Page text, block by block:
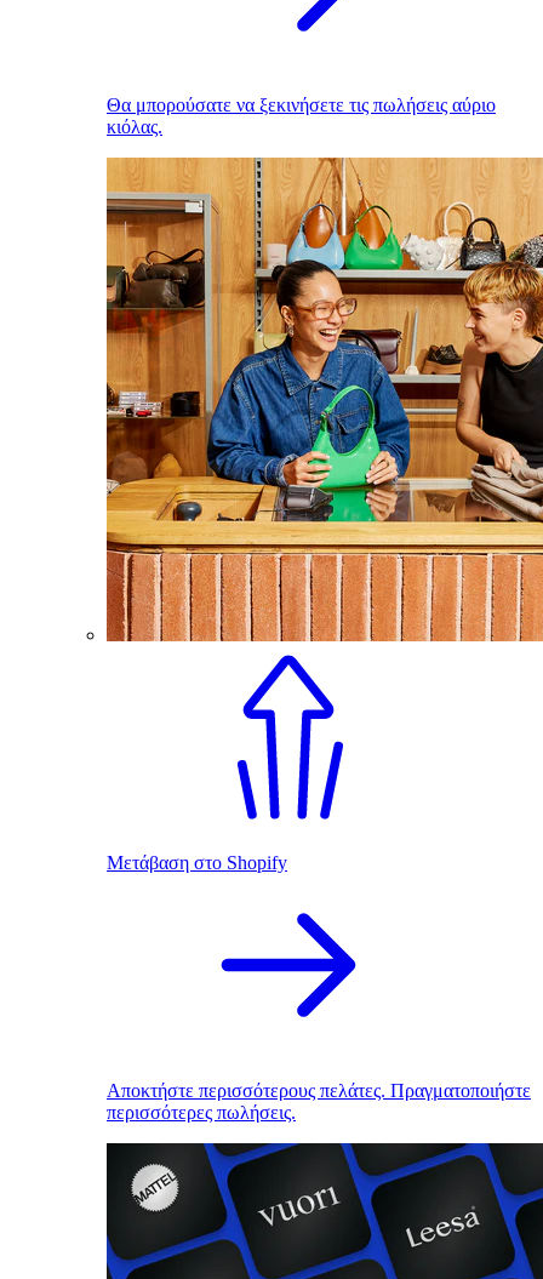
Θα μπορούσατε να ξεκινήσετε τις πωλήσεις αύριο
κιόλας.
Μετάβαση στο Shopify
Αποκτήστε περισσότερους πελάτες. Πραγματοποιήστε
περισσότερες πωλήσεις.